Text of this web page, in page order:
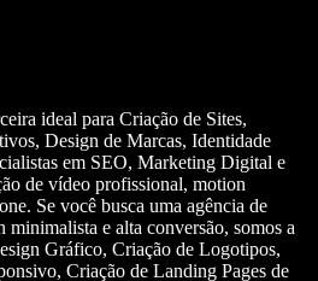
ideal para Criação de Sites,
Design de Marcas, Identidade
em SEO, Marketing Digital e
de vídeo profissional, motion
Se você busca uma agência de
e alta conversão, somos a
Gráfico, Criação de Logotipos,
Criação de Landing Pages de